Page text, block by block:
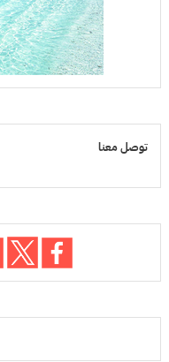
توصل معنا